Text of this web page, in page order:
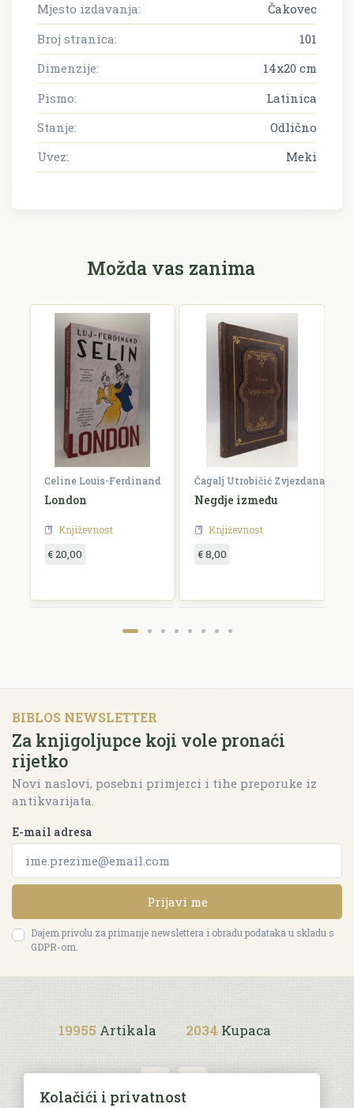
Mjesto izdavanja:
Čakovec
Broj stranica:
101
Dimenzije:
14x20 cm
Pismo:
Latinica
Stanje:
Odlično
Uvez:
Meki
Možda vas zanima
Celine Louis-Ferdinand
London
Književnost
€ 20,00
Čagalj Utrobičić Zvjezdana
Negdje između
Književnost
€ 8,00
BIBLOS NEWSLETTER
Za knjigoljupce koji vole pronaći
rijetko
Novi naslovi, posebni primjerci i tihe preporuke iz
antikvarijata.
E-mail adresa
Prijavi me
Dajem privolu za primanje newslettera i obradu podataka u skladu s
GDPR-om.
19955 Artikala 2034 Kupaca
Kolačići i privatnost